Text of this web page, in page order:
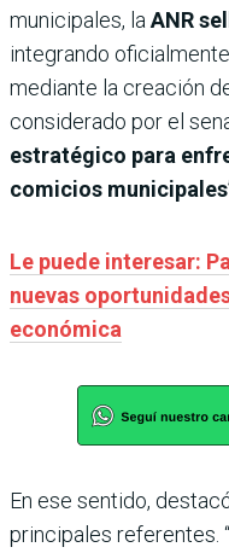
municipales, la ANR
integrando
mediante la creación
considerado por el
estratégico para
comicios
Le puede interesar:
nuevas
económica
En ese sentido,
principales referentes.